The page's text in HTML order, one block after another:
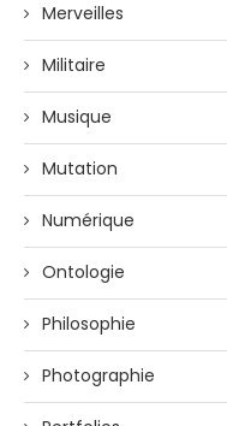
Merveilles
Militaire
Musique
Mutation
Numérique
Ontologie
Philosophie
Photographie